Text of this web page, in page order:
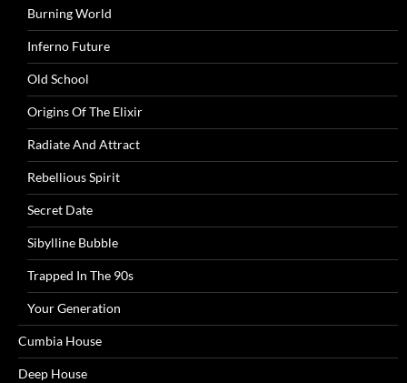
Burning World
Inferno Future
Old School
Origins Of The Elixir
Radiate And Attract
Rebellious Spirit
Secret Date
Sibylline Bubble
Trapped In The 90s
Your Generation
Cumbia House
Deep House